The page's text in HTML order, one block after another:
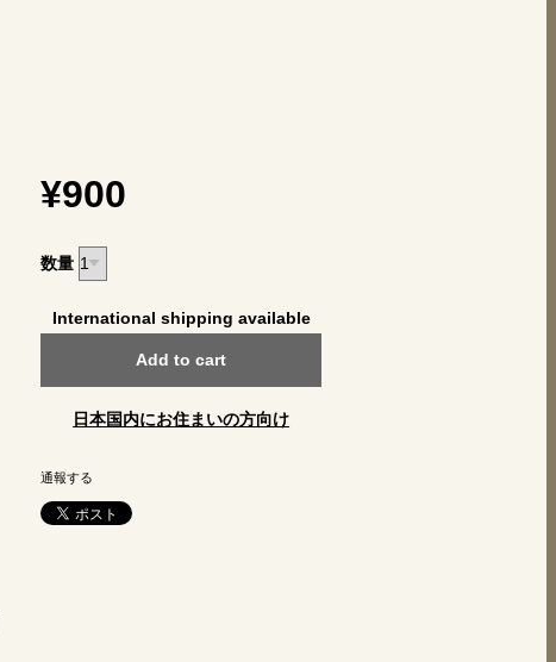
¥900
数量
International shipping available
Add to cart
日本国内にお住まいの方向け
通報する